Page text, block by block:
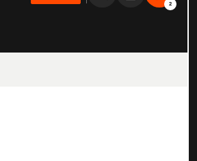
2